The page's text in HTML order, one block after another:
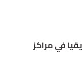
في مراكز